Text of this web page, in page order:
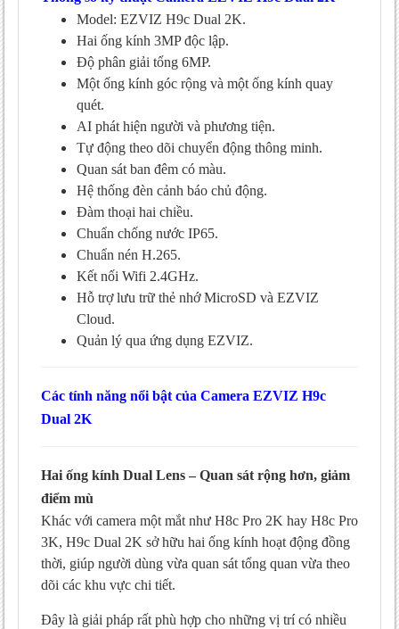
Model: EZVIZ H9c Dual 2K.
Hai ống kính 3MP độc lập.
Độ phân giải tổng 6MP.
Một ống kính góc rộng và một ống kính quay
quét.
AI phát hiện người và phương tiện.
Tự động theo dõi chuyển động thông minh.
Quan sát ban đêm có màu.
Hệ thống đèn cảnh báo chủ động.
Đàm thoại hai chiều.
Chuẩn chống nước IP65.
Chuẩn nén H.265.
Kết nối Wifi 2.4GHz.
Hỗ trợ lưu trữ thẻ nhớ MicroSD và EZVIZ
Cloud.
Quản lý qua ứng dụng EZVIZ.
Các tính năng nổi bật của Camera EZVIZ H9c
Dual 2K
Hai ống kính Dual Lens – Quan sát rộng hơn, giảm
điểm mù
Khác với camera một mắt như H8c Pro 2K hay H8c Pro
3K, H9c Dual 2K sở hữu hai ống kính hoạt động đồng
thời, giúp người dùng vừa quan sát tổng quan vừa theo
dõi các khu vực chi tiết.
Đây là giải pháp rất phù hợp cho những vị trí có nhiều